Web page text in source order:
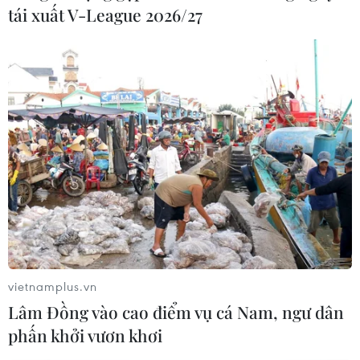
Giao chỉ tiêu bao phủ bảo hiểm y tế
toàn quốc đạt 100% vào năm 2030
02/08/2026 04:54
Tạo đột phá từ y tế cơ sở đến phát
triển nguồn nhân lực
02/08/2026 03:25
Báo động cận thị học đường khi
nhiều trẻ giảm thị lực từ rất sớm
Thành phố Hồ Chí Minh phát triển
tái xuất V-League 2026/27
vietnamplus.vn
Lâm Đồng vào cao điểm vụ cá Nam, ngư dân
phấn khởi vươn khơi